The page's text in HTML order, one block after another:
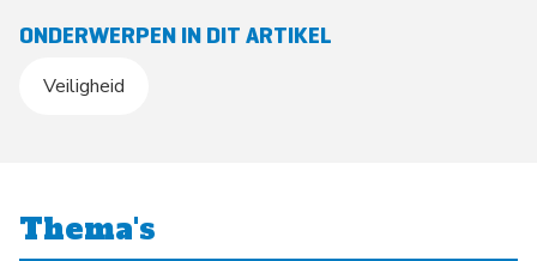
ONDERWERPEN IN DIT ARTIKEL
Veiligheid
Thema's